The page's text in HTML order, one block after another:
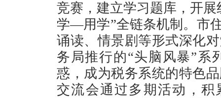
竞赛，建立学习题库，开
学—用学”全链条机制。市
诵读、情景剧等形式深化
务局推行的“头脑风暴”系
惑，成为税务系统的特色
交流会通过多期活动，